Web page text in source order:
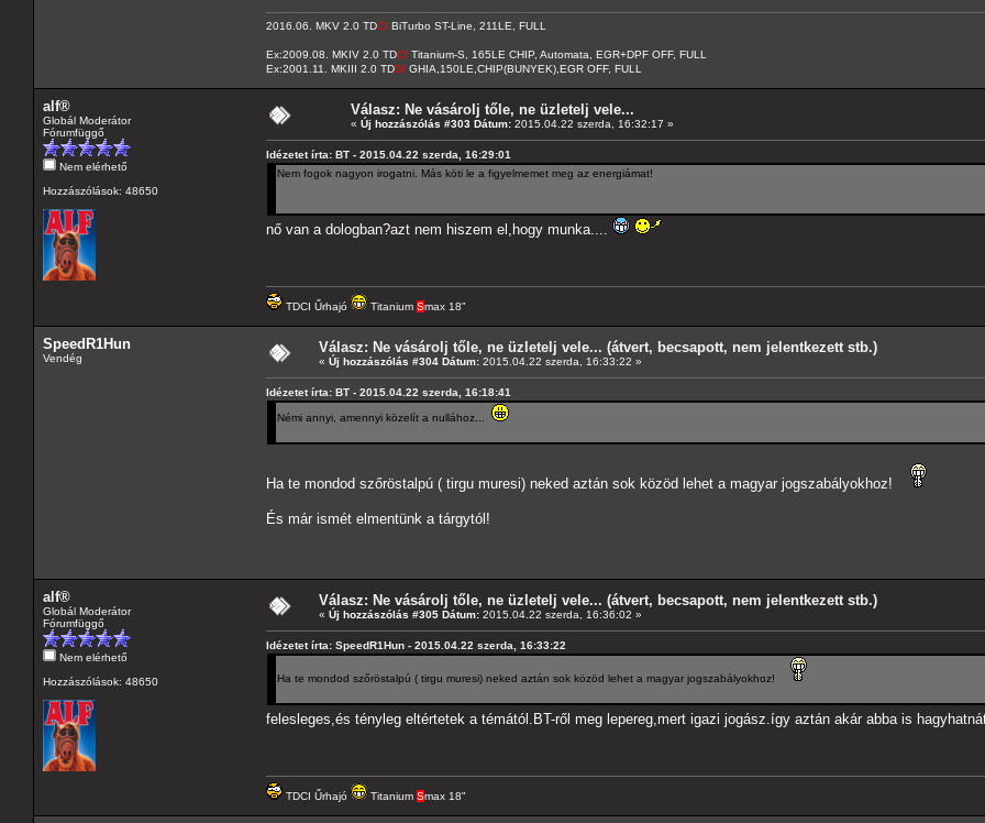
2016.06. MKV 2.0 TDCI BiTurbo ST-Line, 211LE, FULL
Ex:2009.08. MKIV 2.0 TDCI Titanium-S, 165LE CHIP, Automata, EGR+DPF OFF, FULL
Ex:2001.11. MKIII 2.0 TDDI GHIA,150LE,CHIP(BUNYEK),EGR OFF, FULL
alf®
Globál Moderátor
Fórumfüggő
Nem elérhető
Hozzászólások: 48650
Válasz: Ne vásárolj tőle, ne üzletelj vele...
« Új hozzászólás #303 Dátum: 2015.04.22 szerda, 16:32:17 »
Idézetet írta: BT - 2015.04.22 szerda, 16:29:01
Nem fogok nagyon irogatni. Más köti le a figyelmemet meg az energiámat!
nő van a dologban?azt nem hiszem el,hogy munka....
TDCI Űrhajó Titanium Smax 18"
SpeedR1Hun
Vendég
Válasz: Ne vásárolj tőle, ne üzletelj vele... (átvert, becsapott, nem jelentkezett stb.)
« Új hozzászólás #304 Dátum: 2015.04.22 szerda, 16:33:22 »
Idézetet írta: BT - 2015.04.22 szerda, 16:18:41
Némi annyi, amennyi közelít a nullához...
Ha te mondod szőröstalpú ( tirgu muresi) neked aztán sok közöd lehet a magyar jogszabályokhoz!
És már ismét elmentünk a tárgytól!
alf®
Globál Moderátor
Fórumfüggő
Nem elérhető
Hozzászólások: 48650
Válasz: Ne vásárolj tőle, ne üzletelj vele... (átvert, becsapott, nem jelentkezett stb.)
« Új hozzászólás #305 Dátum: 2015.04.22 szerda, 16:36:02 »
Idézetet írta: SpeedR1Hun - 2015.04.22 szerda, 16:33:22
Ha te mondod szőröstalpú ( tirgu muresi) neked aztán sok közöd lehet a magyar jogszabályokhoz!
felesleges,és tényleg eltértetek a témától.BT-ről meg lepereg,mert igazi jogász.így aztán akár abba is
TDCI Űrhajó Titanium Smax 18"